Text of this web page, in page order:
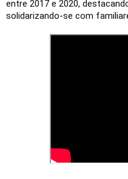
entre 2017 e 2020,
solidarizando-se com